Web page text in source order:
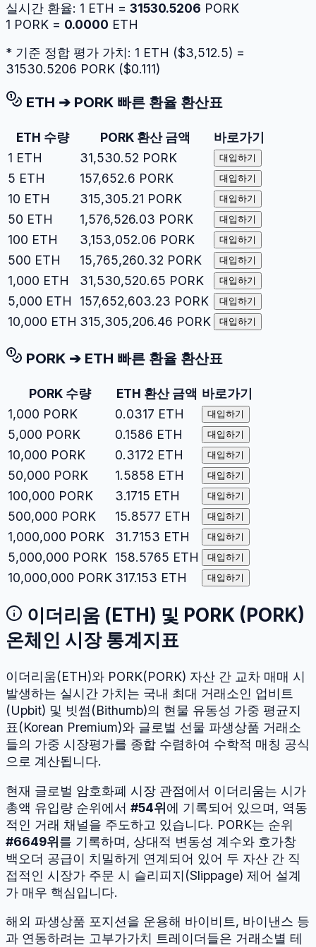
실시간 환율: 1 ETH = 31530.5206 PORK
1 PORK = 0.0000 ETH
* 기준 정합 평가 가치: 1 ETH ($3,512.5) =
31530.5206 PORK ($0.111)
ETH ➔ PORK 빠른 환율 환산표
ETH 수량 PORK 환산 금액
바로가기
1 ETH 31,530.52 PORK 대입하기
5 ETH 157,652.6 PORK 대입하기
10 ETH 315,305.21 PORK 대입하기
50 ETH 1,576,526.03 PORK 대입하기
100 ETH 3,153,052.06 PORK 대입하기
500 ETH 15,765,260.32 PORK 대입하기
1,000 ETH 31,530,520.65 PORK 대입하기
5,000 ETH 157,652,603.23 PORK 대입하기
10,000 ETH 315,305,206.46 PORK 대입하기
PORK ➔ ETH 빠른 환율 환산표
PORK 수량 ETH 환산 금액 바로가기
1,000 PORK 0.0317 ETH 대입하기
5,000 PORK 0.1586 ETH 대입하기
10,000 PORK 0.3172 ETH 대입하기
50,000 PORK 1.5858 ETH 대입하기
100,000 PORK 3.1715 ETH 대입하기
500,000 PORK 15.8577 ETH 대입하기
1,000,000 PORK 31.7153 ETH 대입하기
5,000,000 PORK 158.5765 ETH 대입하기
10,000,000 PORK 317.153 ETH 대입하기
이더리움 ( ETH ) 및 PORK ( PORK)
온체인 시장 통계지표
이더리움(ETH)와 PORK(PORK) 자산 간 교차 매매 시
발생하는 실시간 가치는 국내 최대 거래소인 업비트
(Upbit) 및 빗썸(Bithumb)의 현물 유동성 가중 평균지
표(Korean Premium)와 글로벌 선물 파생상품 거래소
들의 가중 시장평가를 종합 수렴하여 수학적 매칭 공식
으로 계산됩니다.
현재 글로벌 암호화폐 시장 관점에서 이더리움는 시가
총액 유입량 순위에서 #54위에 기록되어 있으며, 역동
적인 거래 채널을 주도하고 있습니다. PORK는 순위
#6649위를 기록하며, 상대적 변동성 계수와 호가창
백오더 공급이 치밀하게 연계되어 있어 두 자산 간 직
접적인 시장가 주문 시 슬리피지(Slippage) 제어 설계
가 매우 핵심입니다.
해외 파생상품 포지션을 운용해 바이비트, 바이낸스 등
과 연동하려는 고부가가치 트레이더들은 거래소별 테